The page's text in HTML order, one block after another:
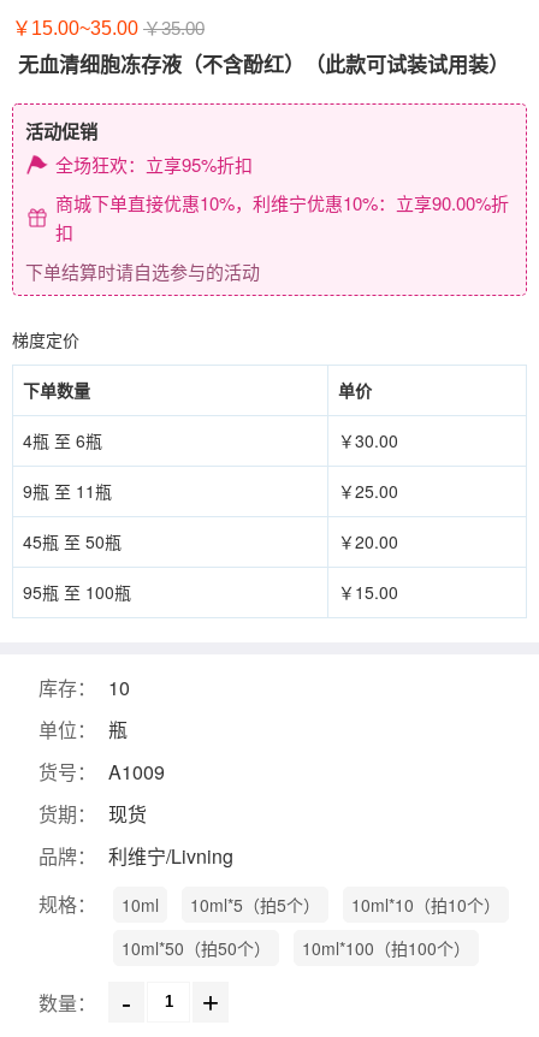
￥15.00~35.00 ￥35.00
无血清细胞冻存液（不含酚红）（此款可试装试用装）
活动促销
全场狂欢：立享95%折扣
商城下单直接优惠10%，利维宁优惠10%：立享90.00%折
扣
下单结算时请自选参与的活动
梯度定价
下单数量 单价
4瓶 至 6瓶 ￥30.00
9瓶 至 11瓶 ￥25.00
45瓶 至 50瓶 ￥20.00
95瓶 至 100瓶 ￥15.00
库存：
10
单位：
瓶
货号：
A1009
货期：
现货
品牌：
利维宁/Livning
规格：
10ml 10ml*5（拍5个）
10ml*10（拍10个）
10ml*50（拍50个）
10ml*100（拍100个）
数量： - +